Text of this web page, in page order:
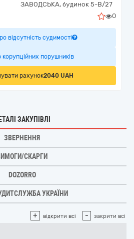
ЗАВОДСЬКА, будинок 5-В/27
0
відсутність судимості
корупційних порушників
рахунок2040 UAH
ЗАКУПІВЛІ
ЗВЕРНЕННЯ
СКАРГИ
DOZORRO
УКРАЇНИ
+ відкрити всі - закрити всі